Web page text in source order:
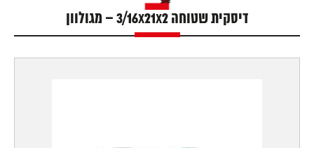
דיסקית שטוחה 3/16X21X2 – מגולוון